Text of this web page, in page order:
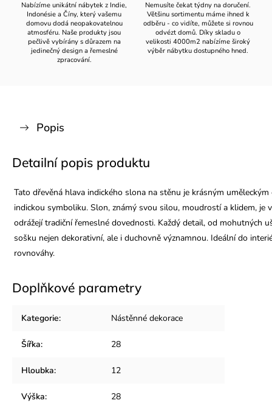
Nabízíme unikátní nábytek z Indie,
Indonésie a Číny, který vašemu
domovu dodá neopakovatelnou
atmosféru. Naše produkty jsou
pečlivě vybírány s důrazem na
jedinečný design a řemeslné
zpracování.
Nemusíte čekat týdny na doručení.
Většinu sortimentu máme ihned k
odběru - co vidíte, můžete si rovnou
odvézt domů. Díky skladu o
velikosti 4000m2 nabízíme široký
výběr nábytku dostupného hned.
Popis
Detailní popis produktu
Tato dřevěná hlava indického slona na stěnu je krásným
indickou symboliku. Slon, známý svou silou, moudrostí a klidem,
odrážejí tradiční řemeslné dovednosti. Každý detail, od mohutných
sošku nejen dekorativní, ale i duchovně významnou. Ideální do
rovnováhy.
Doplňkové parametry
Kategorie: Nástěnné dekorace
Šířka: 28
Hloubka: 12
Výška: 28